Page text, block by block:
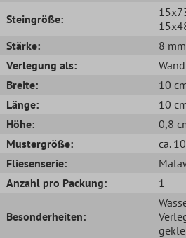
Steingröße:
Stärke:
8 mm
Verlegung als:
Breite:
10
Länge:
10
Höhe:
0,8
Mustergröße:
ca.
Fliesenserie:
Anzahl pro Packung:
1
Besonderheiten: